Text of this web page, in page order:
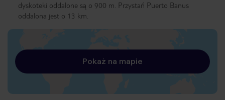
dyskoteki oddalone są o 900 m. Przystań Puerto Banus
oddalona jest o 13 km.
Pokaż na mapie